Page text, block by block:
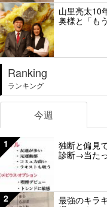
山里亮太10
奥様と「も
Ranking
ランキング
今週
1
独断と偏見
診断→当た
2
最強のキラ